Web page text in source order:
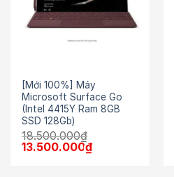
[Mới 100%] Máy
Microsoft Surface Go
(Intel 4415Y Ram 8GB
SSD 128Gb)
18.500.000₫
Giá
13.500.000₫Giá